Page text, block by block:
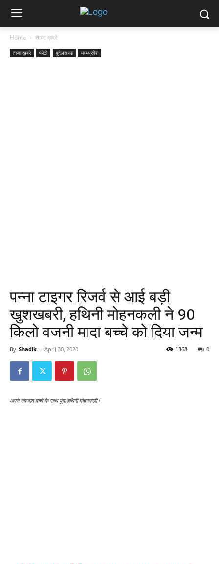
Home ताजा ख़बरें
ताजा ख़बरें फोटो बुंदेलखण्ड मध्यप्रदेश
पन्ना टाइगर रिजर्व से आई बड़ी
खुशखबरी, हथिनी मोहनकली ने 90
किलो वजनी मादा बच्चे को दिया जन्म
By Shadik - April 30, 2020 0
1368
अपने नवजात बच्चे के साथ युवा हथिनी मोहनकली।